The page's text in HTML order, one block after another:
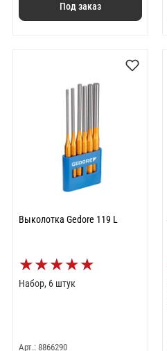
Под заказ
Выколотка Gedore 119 L
★★★★★
Набор, 6 штук
Арт.: 8866290